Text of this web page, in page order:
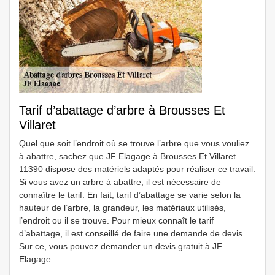
Tarif d’abattage d’arbre à Brousses Et
Villaret
Quel que soit l’endroit où se trouve l’arbre que vous vouliez
à abattre, sachez que JF Elagage à Brousses Et Villaret
11390 dispose des matériels adaptés pour réaliser ce travail.
Si vous avez un arbre à abattre, il est nécessaire de
connaître le tarif. En fait, tarif d’abattage se varie selon la
hauteur de l’arbre, la grandeur, les matériaux utilisés,
l’endroit ou il se trouve. Pour mieux connaît le tarif
d’abattage, il est conseillé de faire une demande de devis.
Sur ce, vous pouvez demander un devis gratuit à JF
Elagage.